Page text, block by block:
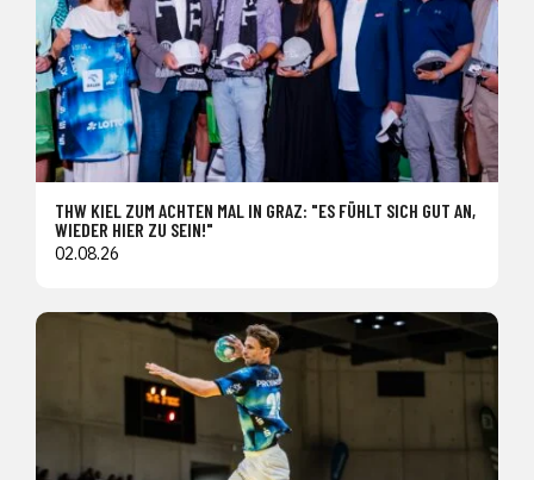
THW KIEL ZUM ACHTEN MAL IN GRAZ: "ES FÜHLT SICH GUT AN,
WIEDER HIER ZU SEIN!"
02.08.26